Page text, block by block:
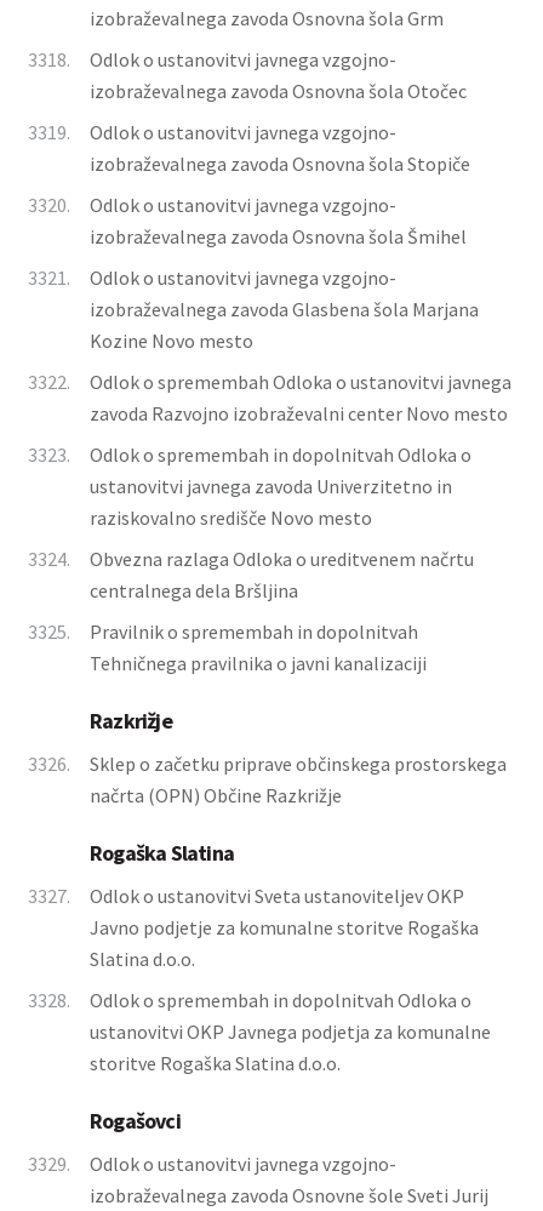
izobraževalnega zavoda Osnovna šola Grm
3318.
Odlok o ustanovitvi javnega vzgojno-
izobraževalnega zavoda Osnovna šola Otočec
3319.
Odlok o ustanovitvi javnega vzgojno-
izobraževalnega zavoda Osnovna šola Stopiče
3320.
Odlok o ustanovitvi javnega vzgojno-
izobraževalnega zavoda Osnovna šola Šmihel
3321.
Odlok o ustanovitvi javnega vzgojno-
izobraževalnega zavoda Glasbena šola Marjana
Kozine Novo mesto
3322.
Odlok o spremembah Odloka o ustanovitvi javnega
zavoda Razvojno izobraževalni center Novo mesto
3323.
Odlok o spremembah in dopolnitvah Odloka o
ustanovitvi javnega zavoda Univerzitetno in
raziskovalno središče Novo mesto
3324.
Obvezna razlaga Odloka o ureditvenem načrtu
centralnega dela Bršljina
3325.
Pravilnik o spremembah in dopolnitvah
Tehničnega pravilnika o javni kanalizaciji
Razkrižje
3326.
Sklep o začetku priprave občinskega prostorskega
načrta (OPN) Občine Razkrižje
Rogaška Slatina
3327.
Odlok o ustanovitvi Sveta ustanoviteljev OKP
Javno podjetje za komunalne storitve Rogaška
Slatina d.o.o.
3328.
Odlok o spremembah in dopolnitvah Odloka o
ustanovitvi OKP Javnega podjetja za komunalne
storitve Rogaška Slatina d.o.o.
Rogašovci
3329.
Odlok o ustanovitvi javnega vzgojno-
izobraževalnega zavoda Osnovne šole Sveti Jurij